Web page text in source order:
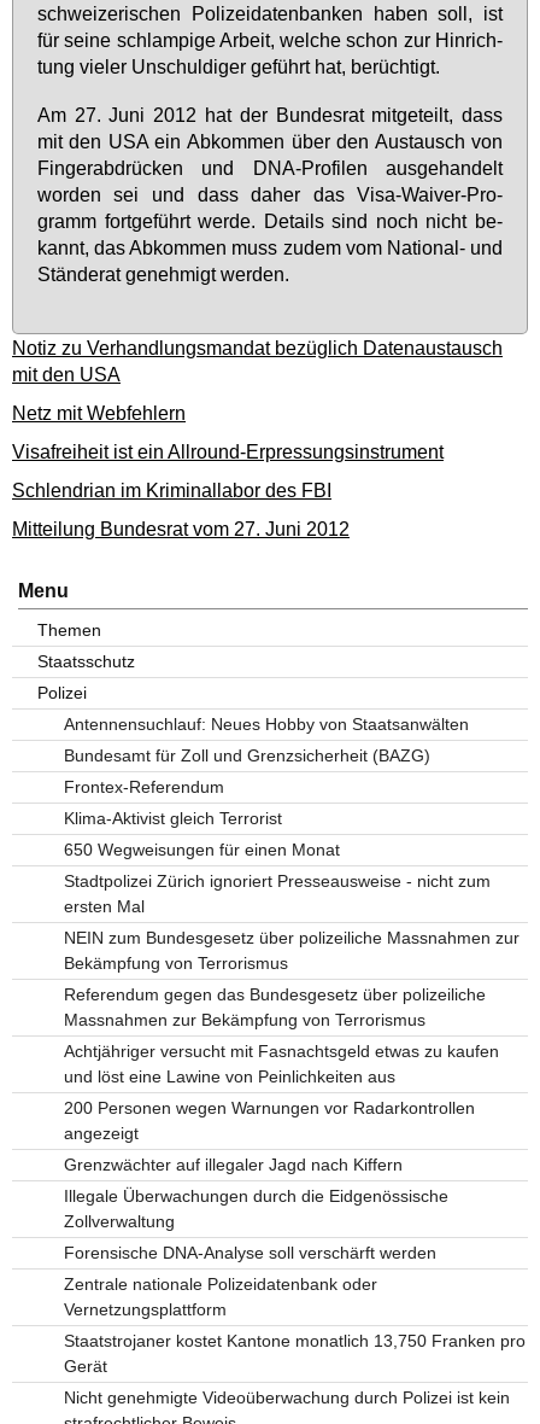
schwei­ze­ri­schen Po­li­zei­da­ten­ban­ken ha­ben soll, ist
für sei­ne schlam­pi­ge Ar­beit, wel­che schon zur Hin­rich­
tung vie­ler Un­schul­di­ger ge­führt hat, be­rüch­tigt.
Am 27. Ju­ni 2012 hat der Bun­des­rat mit­ge­teilt, dass
mit den USA ein Ab­kom­men über den Aus­tausch von
Fin­ger­ab­drü­cken und DNA-Pro­fi­len aus­ge­han­delt
wor­den sei und dass da­her das Vi­sa-Wai­ver-Pro­
gramm fort­ge­führt wer­de. De­tails sind noch nicht be­
kannt, das Ab­kom­men muss zu­dem vom Na­tio­nal- und
Stän­de­rat ge­neh­migt wer­den.
Notiz zu Verhandlungsmandat bezüglich Datenaustausch
mit den USA
Netz mit Webfehlern
Visafreiheit ist ein Allround-Erpressungsinstrument
Schlendrian im Kriminallabor des FBI
Mitteilung Bundesrat vom 27. Juni 2012
Menu
Themen
Staatsschutz
Polizei
Antennensuchlauf: Neues Hobby von Staatsanwälten
Bundesamt für Zoll und Grenzsicherheit (BAZG)
Frontex-Referendum
Klima-Aktivist gleich Terrorist
650 Wegweisungen für einen Monat
Stadtpolizei Zürich ignoriert Presseausweise - nicht zum
ersten Mal
NEIN zum Bundesgesetz über polizeiliche Massnahmen zur
Bekämpfung von Terrorismus
Referendum gegen das Bundesgesetz über polizeiliche
Massnahmen zur Bekämpfung von Terrorismus
Achtjähriger versucht mit Fasnachtsgeld etwas zu kaufen
und löst eine Lawine von Peinlichkeiten aus
200 Personen wegen Warnungen vor Radarkontrollen
angezeigt
Grenzwächter auf illegaler Jagd nach Kiffern
Illegale Überwachungen durch die Eidgenössische
Zollverwaltung
Forensische DNA-Analyse soll verschärft werden
Zentrale nationale Polizeidatenbank oder
Vernetzungsplattform
Staatstrojaner kostet Kantone monatlich 13,750 Franken pro
Gerät
Nicht genehmigte Videoüberwachung durch Polizei ist kein